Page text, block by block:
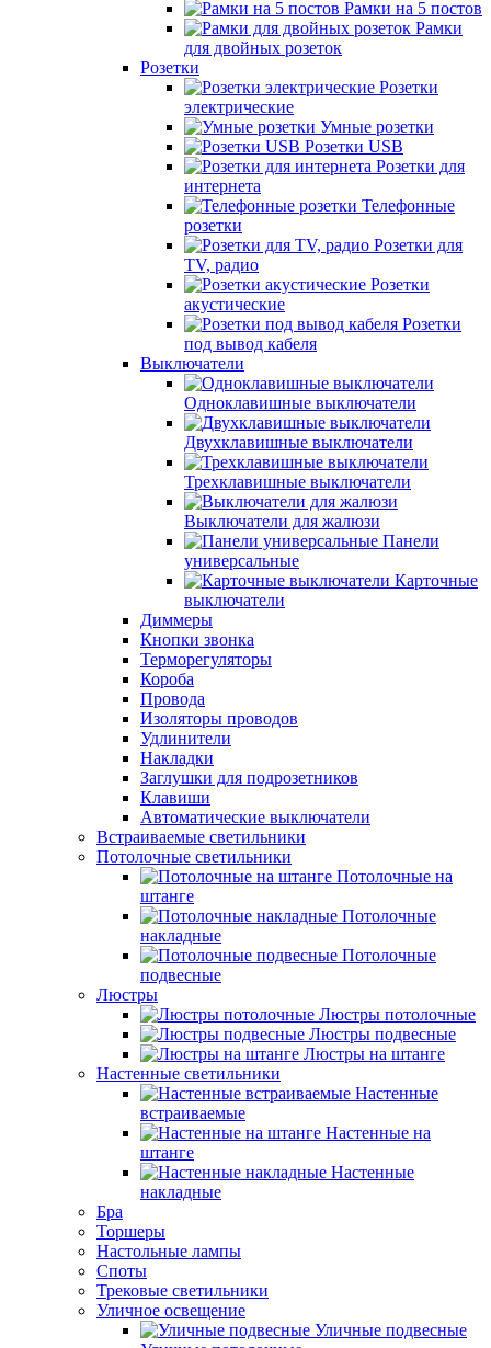
Рамки на 5 постов
Рамки
для двойных розеток
Розетки
Розетки
электрические
Умные розетки
Розетки USB
Розетки для
интернета
Телефонные
розетки
Розетки для
TV, радио
Розетки
акустические
Розетки
под вывод кабеля
Выключатели
Одноклавишные выключатели
Двухклавишные выключатели
Трехклавишные выключатели
Выключатели для жалюзи
Панели
универсальные
Карточные
выключатели
Диммеры
Кнопки звонка
Терморегуляторы
Короба
Провода
Изоляторы проводов
Удлинители
Накладки
Заглушки для подрозетников
Клавиши
Автоматические выключатели
Встраиваемые светильники
Потолочные светильники
Потолочные на
штанге
Потолочные
накладные
Потолочные
подвесные
Люстры
Люстры потолочные
Люстры подвесные
Люстры на штанге
Настенные светильники
Настенные
встраиваемые
Настенные на
штанге
Настенные
накладные
Бра
Торшеры
Настольные лампы
Споты
Трековые светильники
Уличное освещение
Уличные подвесные